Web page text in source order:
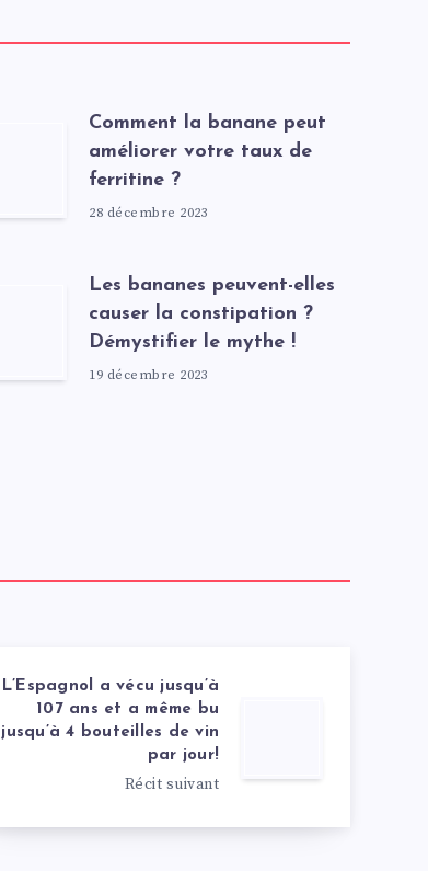
Comment la banane peut
améliorer votre taux de
ferritine ?
28 décembre 2023
Les bananes peuvent-elles
causer la constipation ?
Démystifier le mythe !
19 décembre 2023
L’Espagnol a vécu jusqu’à
107 ans et a même bu
jusqu’à 4 bouteilles de vin
par jour!
Récit suivant